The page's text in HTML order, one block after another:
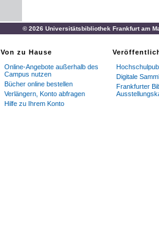
© 2026 Universitätsbibliothek Frankfurt am
Von zu Hause
Online-Angebote außerhalb des
Campus nutzen
Bücher online bestellen
Verlängern, Konto abfragen
Hilfe zu Ihrem Konto
Digitale
Frankfurter